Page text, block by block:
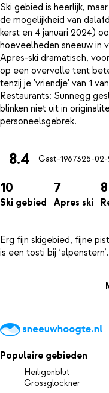
Ski gebied is heerlijk,
de mogelijkheid van
kerst en 4 januari 2024)
hoeveelheden sneeuw in
Apres-ski dramatisch,
op een overvolle tent
tenzij je 'vriendje' van 1
Restaurants: Sunnegg
blinken niet uit in
8.4 Gast-1967325-
10
Ski gebied
7
Apres ski
8
Erg fijn skigebied, fijne
Populaire gebieden
Heiligenblut
Grossglockner